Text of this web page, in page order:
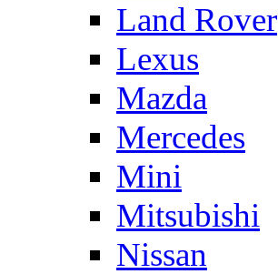
Land Rover
Lexus
Mazda
Mercedes
Mini
Mitsubishi
Nissan